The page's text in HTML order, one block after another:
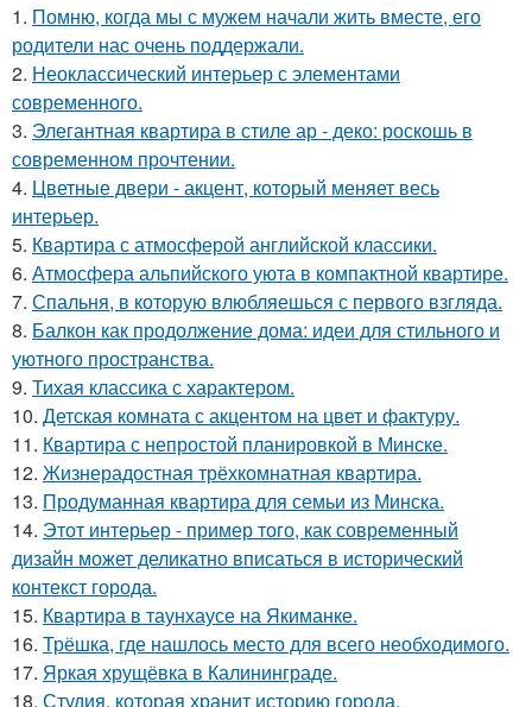
1. Помню, когда мы с мужем начали жить вместе, его
родители нас очень поддержали.
2. Неоклассический интерьер с элементами
современного.
3. Элегантная квартира в стиле ар - деко: роскошь в
современном прочтении.
4. Цветные двери - акцент, который меняет весь
интерьер.
5. Квартира с атмосферой английской классики.
6. Атмосфера альпийского уюта в компактной квартире.
7. Спальня, в которую влюбляешься с первого взгляда.
8. Балкон как продолжение дома: идеи для стильного и
уютного пространства.
9. Тихая классика с характером.
10. Детская комната с акцентом на цвет и фактуру.
11. Квартира с непростой планировкой в Минске.
12. Жизнерадостная трёхкомнатная квартира.
13. Продуманная квартира для семьи из Минска.
14. Этот интерьер - пример того, как современный
дизайн может деликатно вписаться в исторический
контекст города.
15. Квартира в таунхаусе на Якиманке.
16. Трёшка, где нашлось место для всего необходимого.
17. Яркая хрущёвка в Калининграде.
18. Студия, которая хранит историю города.